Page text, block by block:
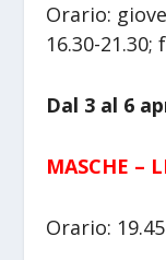
Orario:
16.30-21.30;
Dal 3 al 6
MASCHE –
Orario: 19.45